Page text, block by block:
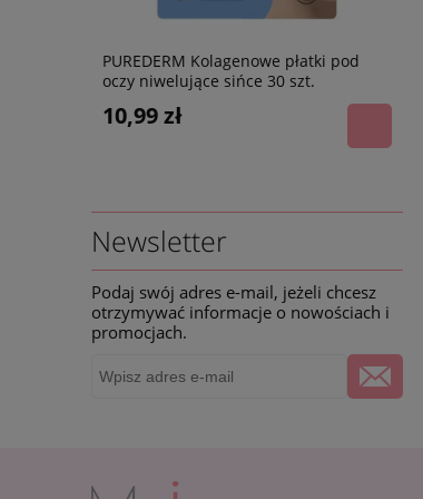
PUREDERM Kolagenowe płatki pod
oczy niwelujące sińce 30 szt.
10,99 zł
Newsletter
Podaj swój adres e-mail, jeżeli chcesz
otrzymywać informacje o nowościach i
promocjach.